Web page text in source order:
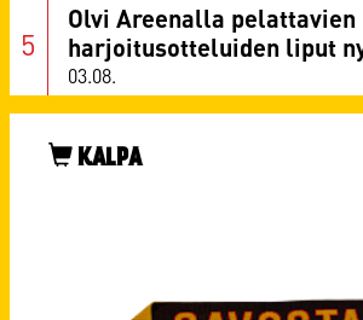
03.08.
Olvi Areenalla pelattavien
harjoitusotteluiden liput
KALPA